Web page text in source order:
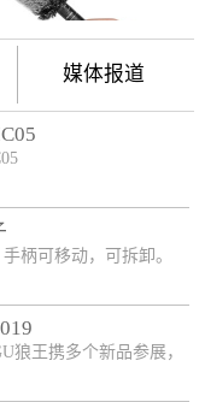
媒体报道
柄可移动，可拆卸。
狼王携多个新品参展，
获满满！